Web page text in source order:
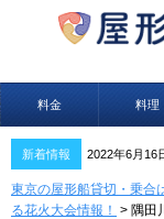
料金 料理
新着情報 2022年6月16
東京の屋形船貸切・乗合
る花火大会情報！ > 隅田